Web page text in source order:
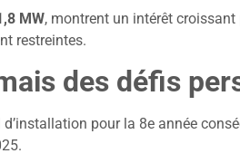
MW, montrent un intérêt
restreintes.
des défis
d’installation pour la 8e année